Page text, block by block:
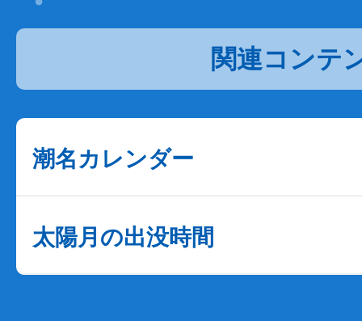
関連コンテ
潮名カレンダー
太陽月の出没時間